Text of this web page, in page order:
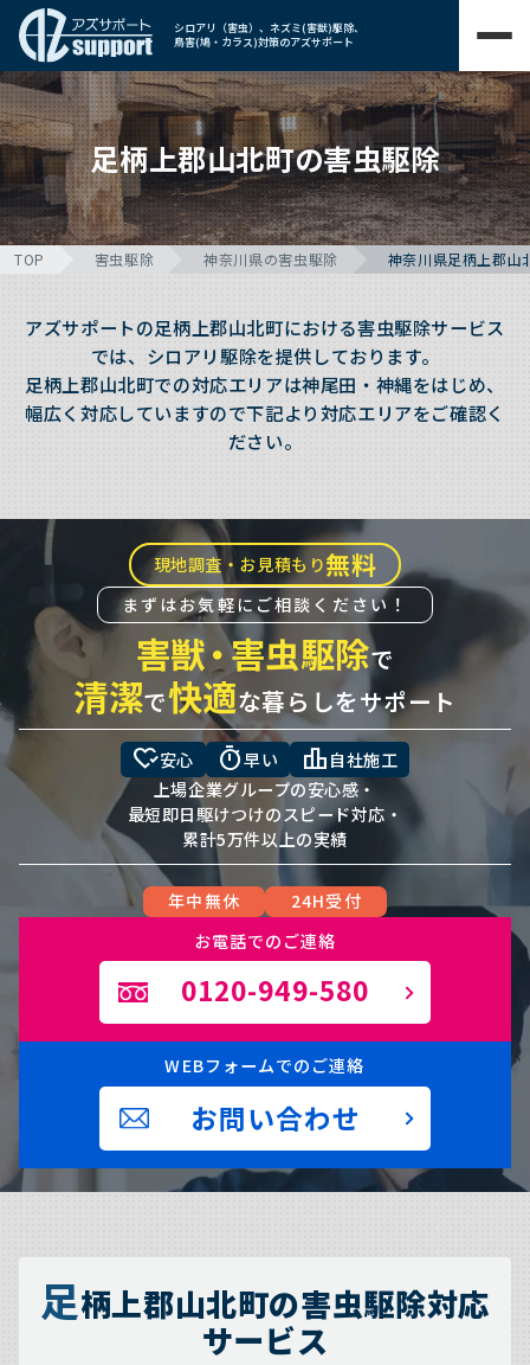
シロアリ（害虫）、ネズミ(害獣)駆除、
鳥害(鳩・カラス)対策のアズサポート
足柄上郡山北町の害虫駆除
TOP 害虫駆除 神奈川県の害虫駆除 神奈川県足柄上郡山
アズサポートの足柄上郡山北町における害虫駆除サービス
では、シロアリ駆除を提供しております。
足柄上郡山北町での対応エリアは神尾田・神縄をはじめ、
幅広く対応していますので下記より対応エリアをご確認く
ださい。
現地調査・お見積もり無料
まずはお気軽にご相談ください！
害獣・害虫駆除で
清潔で快適な暮らしをサポート
heart_check安心 timer早い leaderboard 自社施工
上場企業グループの安心感・
最短即日駆けつけのスピード対応・
累計5万件以上の実績
年中無休
24H受付
お電話でのご連絡
0120-949-580
WEBフォームでのご連絡
お問い合わせ
足柄上郡山北町の害虫駆除対応
サービス